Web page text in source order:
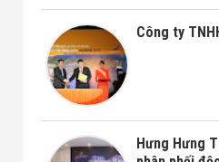
Công ty
Hưng Hưng